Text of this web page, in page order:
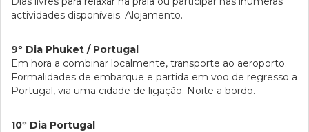
actividades disponíveis. Alojamento.
9º Dia Phuket / Portugal
Em hora a combinar localmente, transporte ao aeroporto.
Formalidades de embarque e partida em voo de regresso a
Portugal, via uma cidade de ligação. Noite a bordo.
10º Dia Portugal